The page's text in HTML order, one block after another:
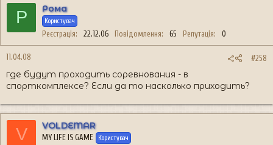
Р Рома
Користувач
Реєстрація 22.12.06 Повідомлення 65 Репутація 0
11.04.08 #258
где будут проходить соревнования - в
спорткомплексе? Если да то насколько приходить?
V VOLDEMAR
MY LIFE IS GAME Користувач